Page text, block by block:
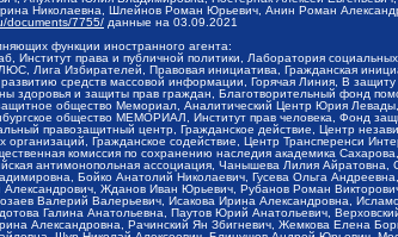
Николаевна, Шлейнов Роман Юрьевич, Анин Роман
documents/7755/ данные на 03.09.2021
функции иностранного агента:
Институт права и публичной политики, Лаборатория
Лига Избирателей, Правовая инициатива, Гражданская
средств массовой информации, Горячая Линия, В
здоровья и защиты прав граждан, Благотворительный фонд
общество Мемориал, Аналитический Центр Юрия
общество МЕМОРИАЛ, Институт прав человека, Фонд
правозащитный центр, Гражданское действие, Центр
организаций, Гражданское содействие, Центр Трансперенси
комиссия по сохранению наследия академика
антимонопольная ассоциация, Чанышева Лилия
Бойко Анатолий Николаевич, Гусева Ольга
Жданов Иван Юрьевич, Рубанов Роман
Валерий Валерьевич, Исакова Ирина Александровна,
Галина Анатольевна, Паутов Юрий Анатольевич,
Александровна, Рачинский Ян Збигневич, Жемкова Елена